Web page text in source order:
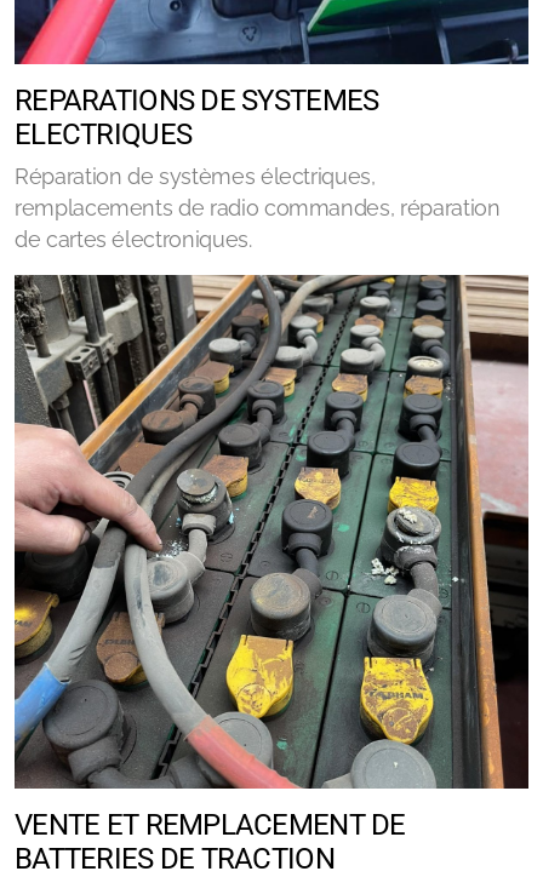
REPARATIONS DE SYSTEMES
ELECTRIQUES
Réparation de systèmes électriques,
remplacements de radio commandes, réparation
de cartes électroniques.
VENTE ET REMPLACEMENT DE
BATTERIES DE TRACTION